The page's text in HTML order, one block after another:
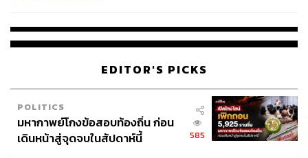
EDITOR'S PICKS
POLITICS
มหากาพย์โกงข้อสอบท้องถิ่น ก่อน
เดินหน้าสู่จุดจบในสัปดาห์นี้
585